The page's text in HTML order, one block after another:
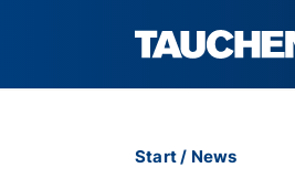
Start/ News